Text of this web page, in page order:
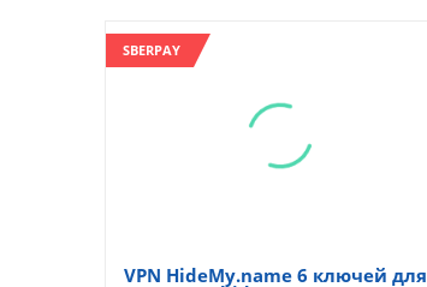
SBERPAY
VPN HideMy.name 6 ключей для